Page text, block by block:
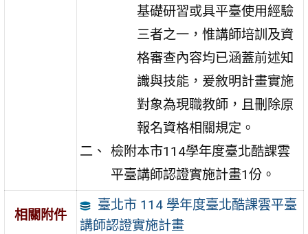
基礎研習或具平臺使用經驗
三者之一，惟講師培訓及資
格審查內容均已涵蓋前述知
識與技能，爰敘明計畫實施
對象為現職教師，且刪除原
報名資格相關規定。
檢附本市114學年度臺北酷課雲
平臺講師認證實施計畫1份。
相關附件
臺北市 114 學年度臺北酷課雲平臺
講師認證實施計畫